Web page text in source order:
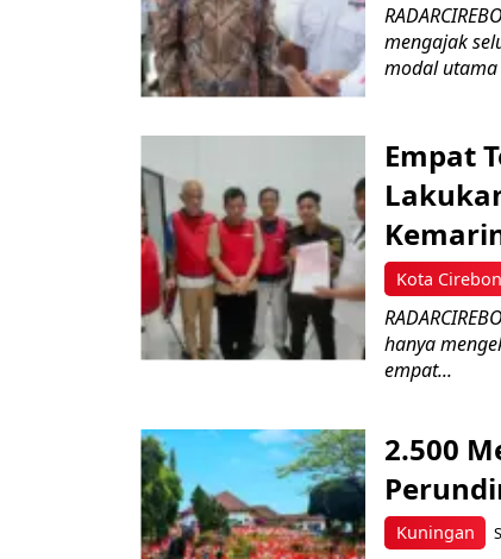
mengajak
modal
Kota Cirebon
Empat
hanya
empat...
Kuningan
2.500